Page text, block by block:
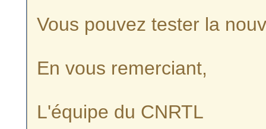
Vous pouvez tester la
En vous remerciant,
L'équipe du CNRTL